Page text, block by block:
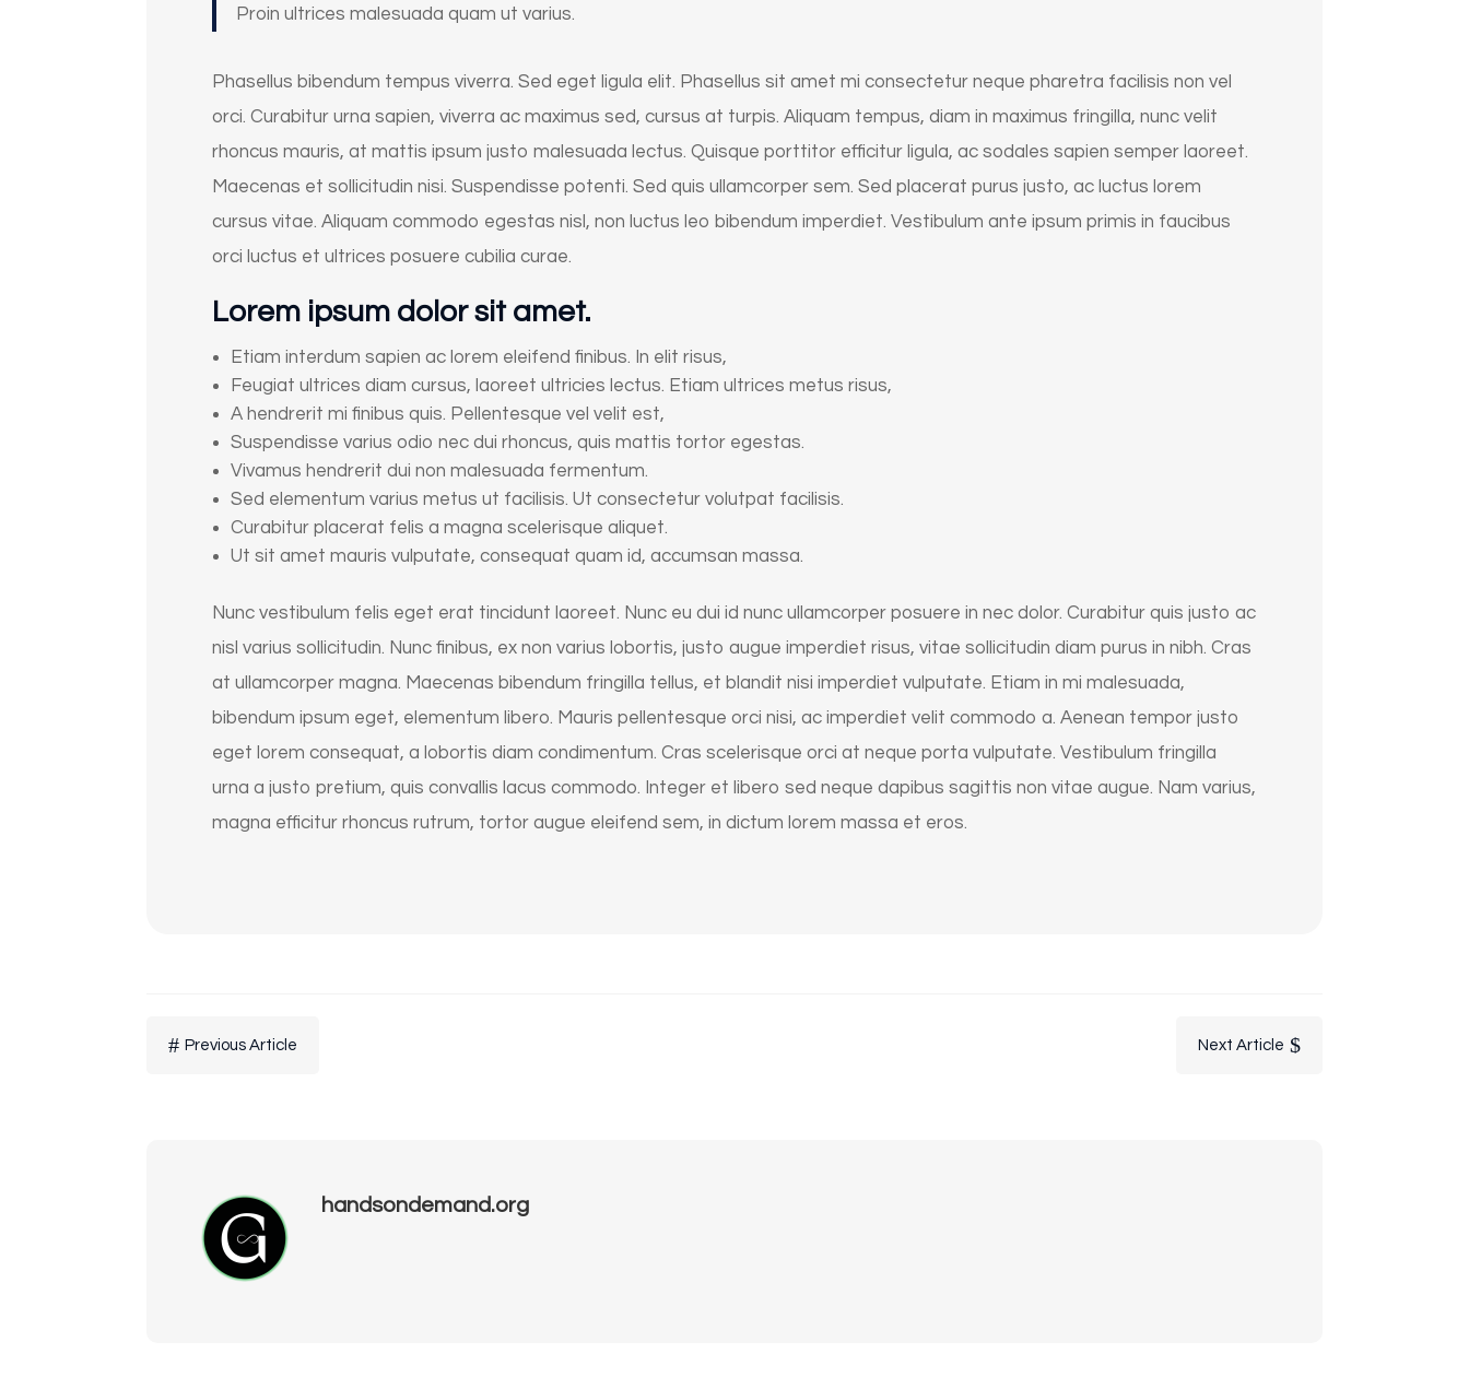
Proin ultrices malesuada quam ut varius.
Phasellus bibendum tempus viverra. Sed eget ligula elit. Phasellus sit amet mi consectetur neque pharetra facilisis non vel
orci. Curabitur urna sapien, viverra ac maximus sed, cursus at turpis. Aliquam tempus, diam in maximus fringilla, nunc velit
rhoncus mauris, at mattis ipsum justo malesuada lectus. Quisque porttitor efficitur ligula, ac sodales sapien semper laoreet.
Maecenas et sollicitudin nisi. Suspendisse potenti. Sed quis ullamcorper sem. Sed placerat purus justo, ac luctus lorem
cursus vitae. Aliquam commodo egestas nisl, non luctus leo bibendum imperdiet. Vestibulum ante ipsum primis in faucibus
orci luctus et ultrices posuere cubilia curae.
Lorem ipsum dolor sit amet.
Etiam interdum sapien ac lorem eleifend finibus. In elit risus,
Feugiat ultrices diam cursus, laoreet ultricies lectus. Etiam ultrices metus risus,
A hendrerit mi finibus quis. Pellentesque vel velit est,
Suspendisse varius odio nec dui rhoncus, quis mattis tortor egestas.
Vivamus hendrerit dui non malesuada fermentum.
Sed elementum varius metus ut facilisis. Ut consectetur volutpat facilisis.
Curabitur placerat felis a magna scelerisque aliquet.
Ut sit amet mauris vulputate, consequat quam id, accumsan massa.
Nunc vestibulum felis eget erat tincidunt laoreet. Nunc eu dui id nunc ullamcorper posuere in nec dolor. Curabitur quis justo ac
nisl varius sollicitudin. Nunc finibus, ex non varius lobortis, justo augue imperdiet risus, vitae sollicitudin diam purus in nibh. Cras
at ullamcorper magna. Maecenas bibendum fringilla tellus, et blandit nisi imperdiet vulputate. Etiam in mi malesuada,
bibendum ipsum eget, elementum libero. Mauris pellentesque orci nisi, ac imperdiet velit commodo a. Aenean tempor justo
eget lorem consequat, a lobortis diam condimentum. Cras scelerisque orci at neque porta vulputate. Vestibulum fringilla
urna a justo pretium, quis convallis lacus commodo. Integer et libero sed neque dapibus sagittis non vitae augue. Nam varius,
magna efficitur rhoncus rutrum, tortor augue eleifend sem, in dictum lorem massa et eros.
# Previous Article Next Article $
handsondemand.org